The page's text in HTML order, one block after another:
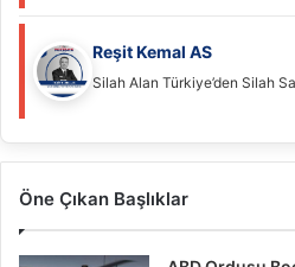
Reşit Kemal AS
Silah Alan Türkiye’den Silah
Öne Çıkan Başlıklar